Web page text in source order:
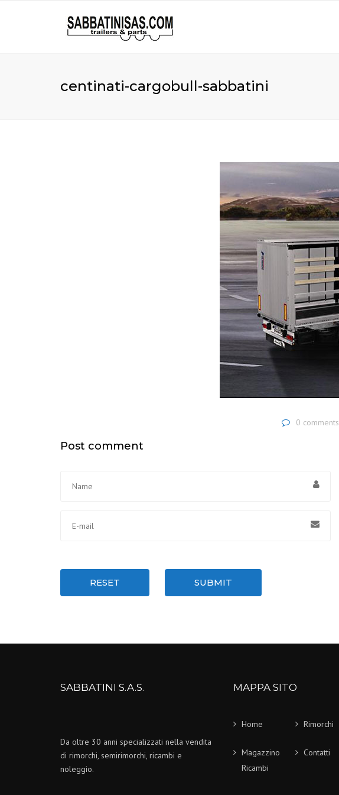
centinati-cargobull-sabbatini
0 comments
Post comment
RESET SUBMIT
SABBATINI S.A.S.
Da oltre 30 anni specializzati nella vendita
di rimorchi, semirimorchi, ricambi e
noleggio.
MAPPA SITO
Home Rimorchi
Magazzino
Ricambi
Contatti